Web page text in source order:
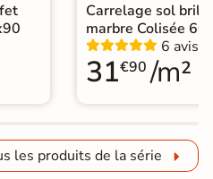
Carrelage sol
marbre Colisée
6 avis
31€90 /m²
les produits de la série